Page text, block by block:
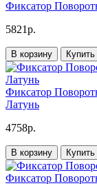
Фиксатор
5821р.
В корзину
Фиксатор
Латунь
4758р.
В корзину
Фиксатор